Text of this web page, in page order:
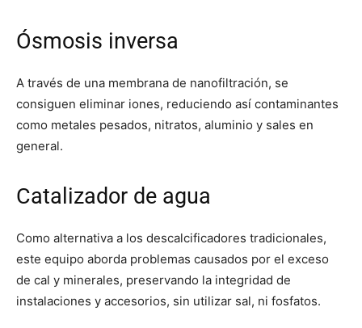
Ósmosis inversa
A través de una membrana de nanofiltración, se
consiguen eliminar iones, reduciendo así contaminantes
como metales pesados, nitratos, aluminio y sales en
general.
Catalizador de agua
Como alternativa a los descalcificadores tradicionales,
este equipo aborda problemas causados por el exceso
de cal y minerales, preservando la integridad de
instalaciones y accesorios, sin utilizar sal, ni fosfatos.